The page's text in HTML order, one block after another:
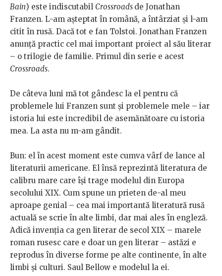
Bain) este indiscutabil Crossroads de Jonathan
Franzen. L-am așteptat în română, a întârziat și l-am
citit în rusă. Dacă tot e fan Tolstoi. Jonathan Franzen
anunță practic cel mai important proiect al său literar
– o trilogie de familie. Primul din serie e acest
Crossroads.
De câteva luni mă tot gândesc la el pentru că
problemele lui Franzen sunt și problemele mele – iar
istoria lui este incredibil de asemănătoare cu istoria
mea. La asta nu m-am gândit.
Bun: el în acest moment este cumva vârf de lance al
literaturii americane. El însă reprezintă literatura de
calibru mare care își trage modelul din Europa
secolului XIX. Cum spune un prieten de-al meu
aproape genial – cea mai importantă literatură rusă
actuală se scrie în alte limbi, dar mai ales în engleză.
Adică invenția ca gen literar de secol XIX – marele
roman rusesc care e doar un gen literar – astăzi e
reprodus în diverse forme pe alte continente, în alte
limbi și culturi. Saul Bellow e modelul la ei.